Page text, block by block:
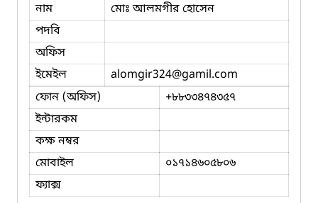
নাম
মোঃ আলমগীর হোসেন
পদবি
অফিস
ইমেইল
alomgir324@gamil.com
ফোন (অফিস)
+৮৮৩৩৪৭৪৩৫৭
ইন্টারকম
কক্ষ নম্বর
মোবাইল
০১৭১৪৬০৫৮০৬
ফ্যাক্স